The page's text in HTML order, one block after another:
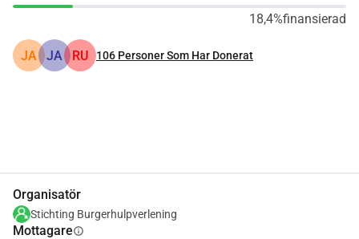
18,4%finansierad
JA JA RU 106 Personer Som Har Donerat
Organisatör
Stichting Burgerhulpverlening
Mottagareinfo